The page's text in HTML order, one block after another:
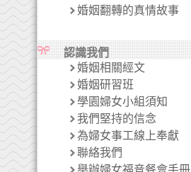
婚姻翻轉的真情故事
認識我們
婚姻相關經文
婚姻研習班
學園婦女小組須知
我們堅持的信念
為婦女事工線上奉獻
聯絡我們
舉辦婦女福音餐會手冊